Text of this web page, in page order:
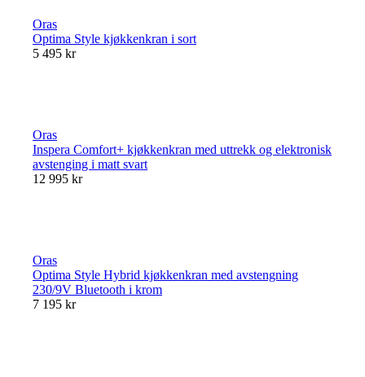
Oras
Optima Style kjøkkenkran i sort
5 495 kr
Oras
Inspera Comfort+ kjøkkenkran med uttrekk og elektronisk
avstenging i matt svart
12 995 kr
Oras
Optima Style Hybrid kjøkkenkran med avstengning
230/9V Bluetooth i krom
7 195 kr